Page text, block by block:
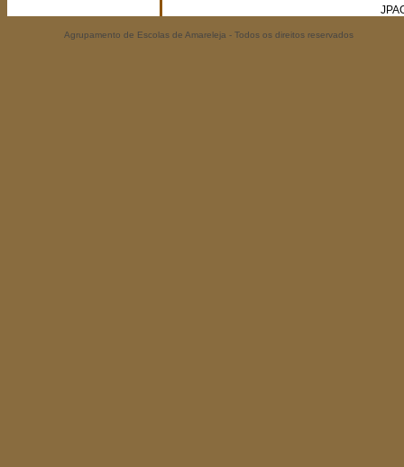
Agrupamento de Escolas de Amareleja - Todos os direitos reservados